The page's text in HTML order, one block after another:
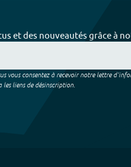
et des nouveautés grâce à
vous consentez à recevoir notre lettre
liens de désinscription.